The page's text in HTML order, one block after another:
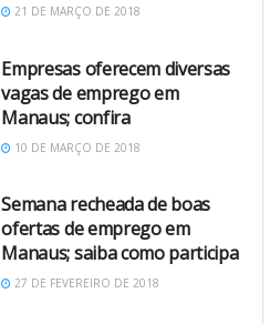
21 DE MARÇO DE 2018
Empresas oferecem diversas
vagas de emprego em
Manaus; confira
10 DE MARÇO DE 2018
Semana recheada de boas
ofertas de emprego em
Manaus; saiba como participa
27 DE FEVEREIRO DE 2018